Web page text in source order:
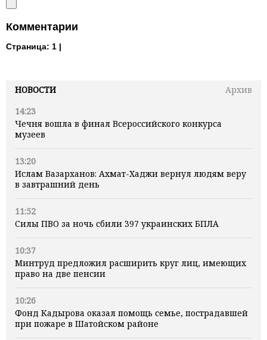
НОВОСТИ
Архив
14:23
Чечня вошла в финал Всероссийского конкурса
музеев
13:20
Ислам Вазарханов: Ахмат-Хаджи вернул людям веру
в завтрашний день
11:52
Силы ПВО за ночь сбили 397 украинских БПЛА
10:37
Минтруд предложил расширить круг лиц, имеющих
право на две пенсии
10:26
Фонд Кадырова оказал помощь семье, пострадавшей
при пожаре в Шатойском районе
Комментарии
Страница: 1 |